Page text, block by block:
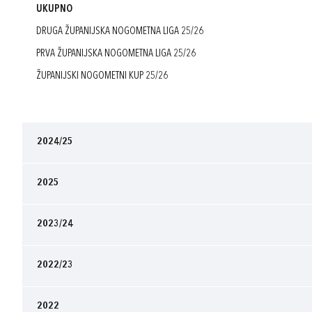
UKUPNO
DRUGA ŽUPANIJSKA NOGOMETNA LIGA 25/26
PRVA ŽUPANIJSKA NOGOMETNA LIGA 25/26
ŽUPANIJSKI NOGOMETNI KUP 25/26
2024/25
2025
2023/24
2022/23
2022